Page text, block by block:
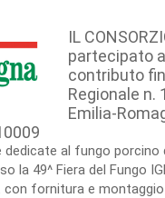
IL
partecipato
contributo
Regionale n.
Emilia-
al fungo porcino
la 49^ Fiera del Fungo
con fornitura e